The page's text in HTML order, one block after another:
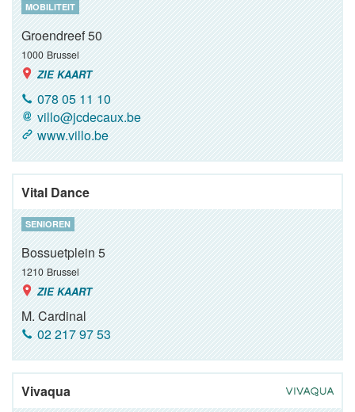
MOBILITEIT
Groendreef 50
1000 Brussel
ZIE KAART
078 05 11 10
villo@jcdecaux.be
www.villo.be
Vital Dance
SENIOREN
Bossuetplein 5
1210 Brussel
ZIE KAART
M. Cardinal
02 217 97 53
Vivaqua